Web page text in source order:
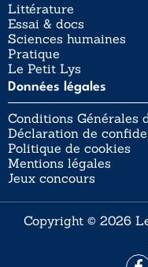
Littérature
Essai & docs
Sciences humaines
Pratique
Le Petit Lys
Données légales
Conditions Générales
Déclaration de
Politique de cookies
Mentions légales
Jeux concours
Copyright © 2026